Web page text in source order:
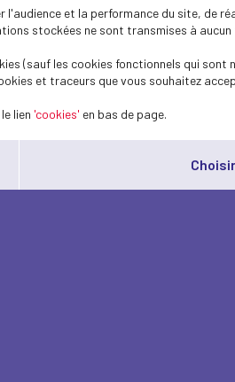
l'audience et la performance du site,
stockées ne sont transmises à
(sauf les cookies fonctionnels qui
et traceurs que vous souhaitez
lien 'cookies' en bas de page.
Choisir